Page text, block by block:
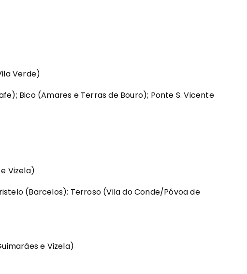
Verde)
Bico (Amares e Terras de Bouro); Ponte S. Vicente
Vizela)
(Barcelos); Terroso (Vila do Conde/Póvoa de
e Vizela)